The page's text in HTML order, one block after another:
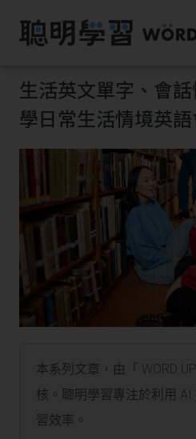
生活英文單字、會
學日常生活情境英語
本系列文章，由「 WORD
核。聰明學習專注於利用
習效率。